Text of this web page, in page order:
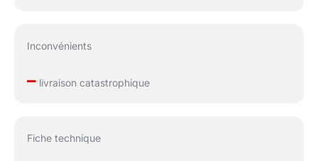
Inconvénients
–livraison catastrophique
Fiche technique